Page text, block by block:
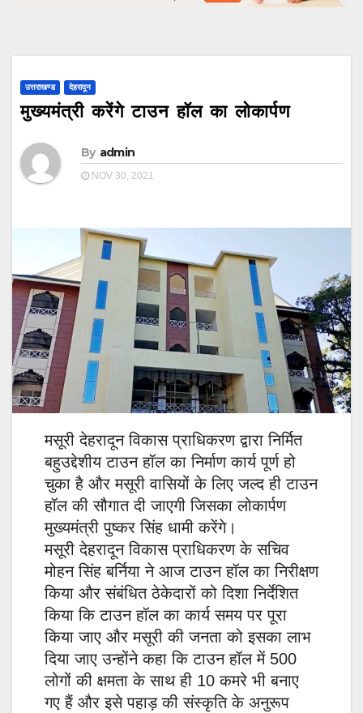
उत्तराखण्ड देहरादून
मुख्यमंत्री करेंगे टाउन हॉल का लोकार्पण
By admin
NOV 30, 2021
मसूरी देहरादून विकास प्राधिकरण द्वारा निर्मित
बहुउद्देशीय टाउन हॉल का निर्माण कार्य पूर्ण हो
चुका है और मसूरी वासियों के लिए जल्द ही टाउन
हॉल की सौगात दी जाएगी जिसका लोकार्पण
मुख्यमंत्री पुष्कर सिंह धामी करेंगे।
मसूरी देहरादून विकास प्राधिकरण के सचिव
मोहन सिंह बर्निया ने आज टाउन हॉल का निरीक्षण
किया और संबंधित ठेकेदारों को दिशा निर्देशित
किया कि टाउन हॉल का कार्य समय पर पूरा
किया जाए और मसूरी की जनता को इसका लाभ
दिया जाए उन्होंने कहा कि टाउन हॉल में 500
लोगों की क्षमता के साथ ही 10 कमरे भी बनाए
गए हैं और इसे पहाड़ की संस्कृति के अनुरूप